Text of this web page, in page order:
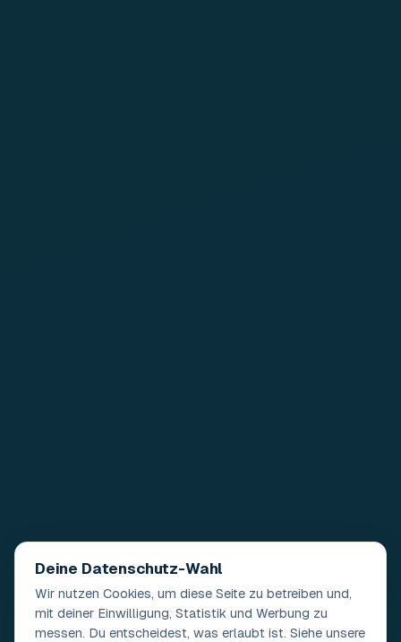
Deine Datenschutz-Wahl
Wir nutzen Cookies, um diese Seite zu betreiben und,
mit deiner Einwilligung, Statistik und Werbung zu
messen. Du entscheidest, was erlaubt ist. Siehe unsere